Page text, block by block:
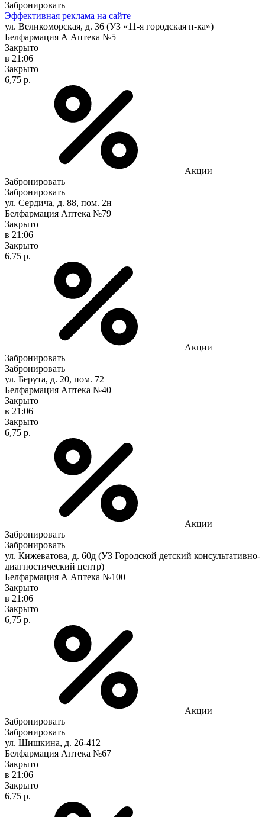
Забронировать
Эффективная реклама на сайте
ул. Великоморская, д. 36 (УЗ «11-я городская п-ка»)
Белфармация А Аптека №5
Закрыто
в 21:06
Закрыто
6,75 р.
Акции
Забронировать
Забронировать
ул. Сердича, д. 88, пом. 2н
Белфармация Аптека №79
Закрыто
в 21:06
Закрыто
6,75 р.
Акции
Забронировать
Забронировать
ул. Берута, д. 20, пом. 72
Белфармация Аптека №40
Закрыто
в 21:06
Закрыто
6,75 р.
Акции
Забронировать
Забронировать
ул. Кижеватова, д. 60д (УЗ Городской детский консультативно-
диагностический центр)
Белфармация А Аптека №100
Закрыто
в 21:06
Закрыто
6,75 р.
Акции
Забронировать
Забронировать
ул. Шишкина, д. 26-412
Белфармация Аптека №67
Закрыто
в 21:06
Закрыто
6,75 р.